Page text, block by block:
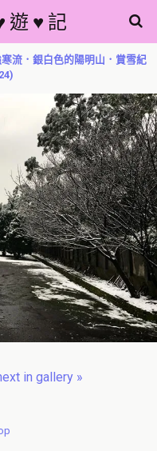
遊 ♥ 記
流．銀白色的陽明山．賞雪紀
in gallery »